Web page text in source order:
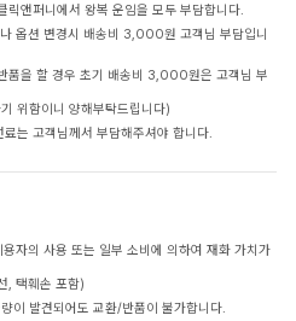
앤퍼니에서 왕복 운임을 모두 부담합니다.
옵션 변경시 배송비 3,000원 고객님 부담입니
품을 할 경우 초기 배송비 3,000원은 고객님 부
위함이니 양해부탁드립니다)
는 고객님께서 부담해주셔야 합니다.
자의 사용 또는 일부 소비에 의하여 재화 가치가
, 택훼손 포함)
이 발견되어도 교환/반품이 불가합니다.